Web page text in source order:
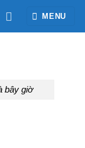
MENU
bây giờ